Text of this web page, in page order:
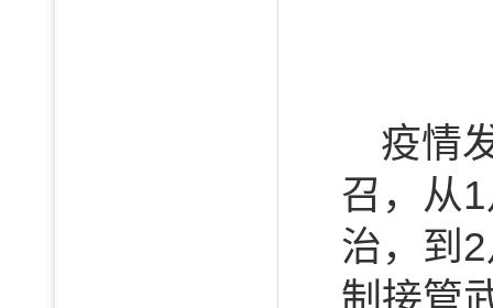
疫情
召，从
治，到
制接管